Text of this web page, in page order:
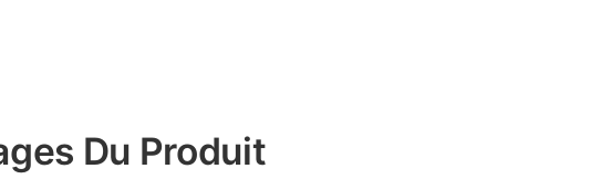
Du Produit